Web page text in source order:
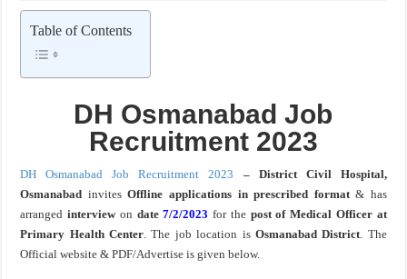
खुशखबर ! रेल्वे मध्ये ४०९८ जुनिअर इंजिनिअर पदांची मोठी भरती ; अर्ज प्रक्रिया सुरु !
Table of Contents
DH OsmanabadJob
Recruitment 2023
DH Osmanabad Job Recruitment 2023 – District Civil Hospital,
Osmanabad invitesOffline applications in prescribed format& has
arranged interviewon date7/2/2023 for the post of Medical Officer at
Primary Health Center. The job location is OsmanabadDistrict. The
Official website & PDF/Advertise is given below.